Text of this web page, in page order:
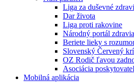
Liga za duševné
Dar života
Liga proti rakovine
Národný portál zdravia
Beriete lieky s
Slovenský Červený
OZ Rodič ľavou
Asociácia
Mobilná aplikácia